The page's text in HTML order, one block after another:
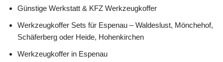
Günstige Werkstatt & KFZ Werkzeugkoffer
Werkzeugkoffer Sets für Espenau – Waldeslust, Mönchehof,
Schäferberg oder Heide, Hohenkirchen
Werkzeugkoffer in Espenau